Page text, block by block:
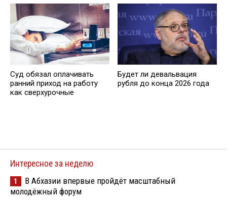
Суд обязал оплачивать
ранний приход на работу
как сверхурочные
Будет ли девальвация
рубля до конца 2026 года
Интересное за неделю
1
В Абхазии впервые пройдёт масштабный
молодёжный форум